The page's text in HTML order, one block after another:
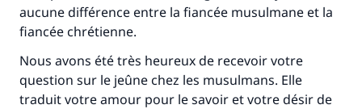
aucune différence entre la fiancée musulmane et la
fiancée chrétienne.
Nous avons été très heureux de recevoir votre
question sur le jeûne chez les musulmans. Elle
traduit votre amour pour le savoir et votre désir de